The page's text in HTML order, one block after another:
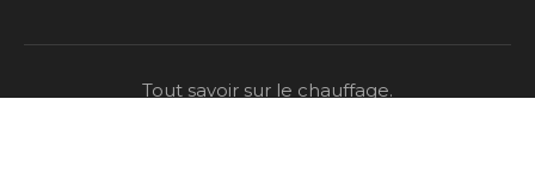
Tout savoir sur le chauffage.